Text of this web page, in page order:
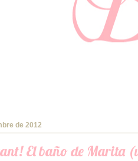
de 2012
El baño de Marita